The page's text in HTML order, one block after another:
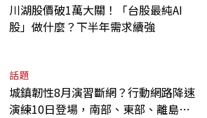
川湖股價破1萬大關！「台股最純AI
股」做什麼？下半年需求續強
話題
城鎮韌性8月演習斷網？行動網路降速
演練10日登場，南部、東部、離島為